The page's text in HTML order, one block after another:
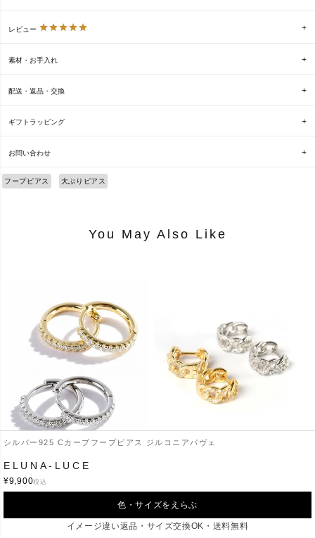
シルバー925 Cカーブフープピアス ジルコニアパヴェ
ELUNA-LUCE
¥9,900税込
色・サイズをえらぶ
イメージ違い返品・サイズ交換OK・送料無料
レビュー
素材・お手入れ
配送・返品・交換
ギフトラッピング
お問い合わせ
フープピアス 大ぶりピアス
You May Also Like
HOOP PIERCE
¥6,490税込